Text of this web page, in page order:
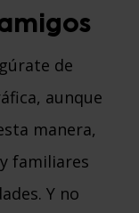
de
aunque
manera,
familiares
Y no